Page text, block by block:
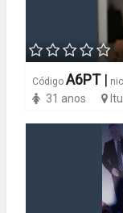
Código A6PT |
31 anos